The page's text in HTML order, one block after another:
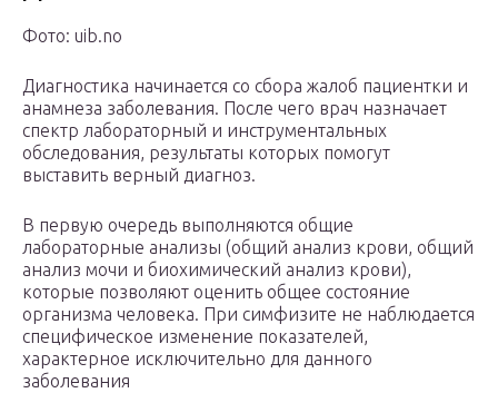
Фото: uib.no
Диагностика начинается со сбора жалоб пациентки и
анамнеза заболевания. После чего врач назначает
спектр лабораторный и инструментальных
обследования, результаты которых помогут
выставить верный диагноз.
В первую очередь выполняются общие
лабораторные анализы (общий анализ крови, общий
анализ мочи и биохимический анализ крови),
которые позволяют оценить общее состояние
организма человека. При симфизите не наблюдается
специфическое изменение показателей,
характерное исключительно для данного
заболевания